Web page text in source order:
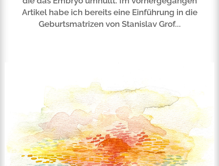
Artikel habe ich bereits eine Einführung in die
Geburtsmatrizen von Stanislav Grof...